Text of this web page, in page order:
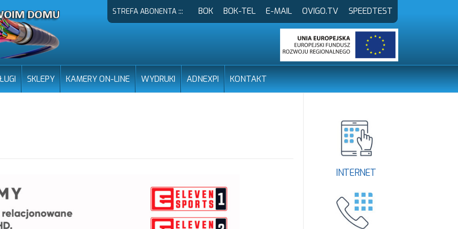
STREFA ABONENTA ::: BOK BOK-TEL E-MAIL OVIGO.TV SPEEDTEST
SKLEPY KAMERY ON-LINE WYDRUKI ADNEXPI KONTAKT
INTERNET